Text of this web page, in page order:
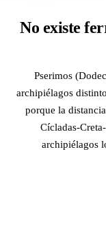
No existe
Pserimos
archipiélagos
porque la
Cícladas-
archipiélagos